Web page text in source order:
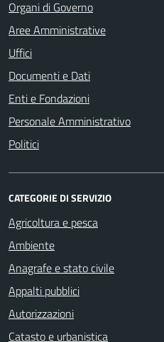
Organi di Governo
Aree Amministrative
Uffici
Documenti e Dati
Enti e Fondazioni
Personale Amministrativo
Politici
CATEGORIE DI SERVIZIO
Agricoltura e pesca
Ambiente
Anagrafe e stato civile
Appalti pubblici
Autorizzazioni
Catasto e urbanistica